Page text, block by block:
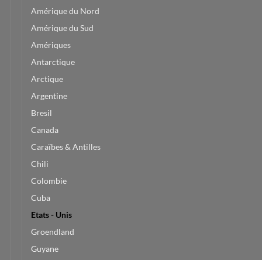
Amérique du Nord
Amérique du Sud
Amériques
Antarctique
Arctique
Argentine
Bresil
Canada
Caraïbes & Antilles
Chili
Colombie
Cuba
Etats - Unis
Groendland
Guyane